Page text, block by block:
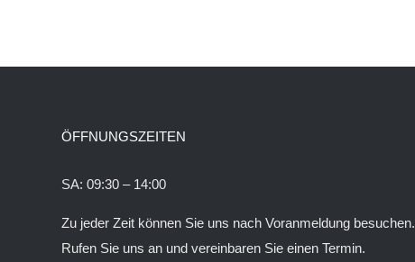
ÖFFNUNGSZEITEN
SA: 09:30 – 14:00
Zu jeder Zeit können Sie uns nach Voranmeldung besuchen.
Rufen Sie uns an und vereinbaren Sie einen Termin.